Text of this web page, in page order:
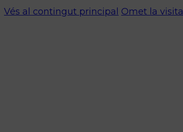
Vés al contingut principal Omet la visita